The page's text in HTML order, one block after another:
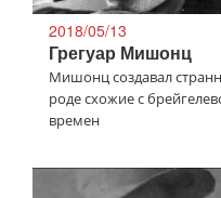
2018/05/13
Грегуар Мишонц
Мишонц создавал
роде схожие с
времен